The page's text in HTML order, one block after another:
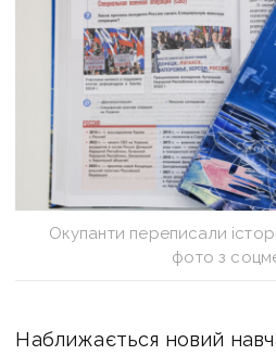
Окупанти переписали
фото з
Наближається новий